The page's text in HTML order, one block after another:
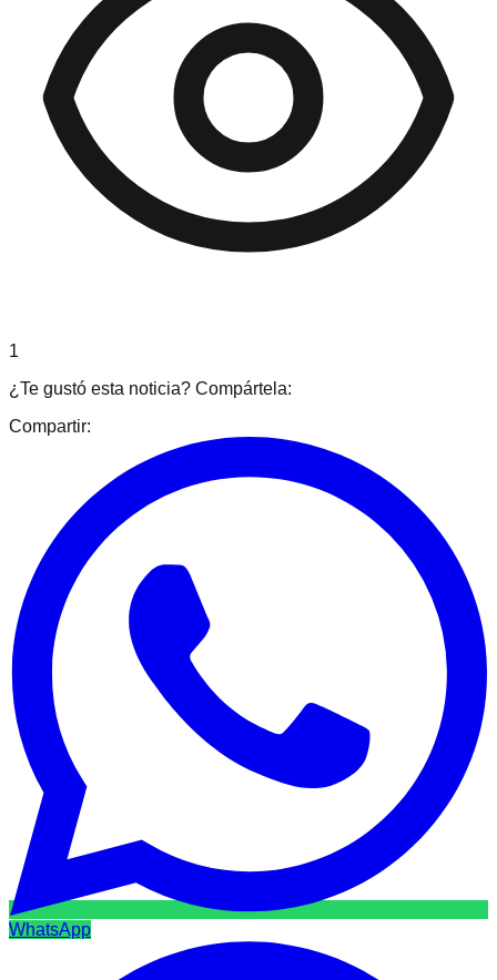
1
¿Te gustó esta noticia? Compártela:
Compartir:
WhatsApp